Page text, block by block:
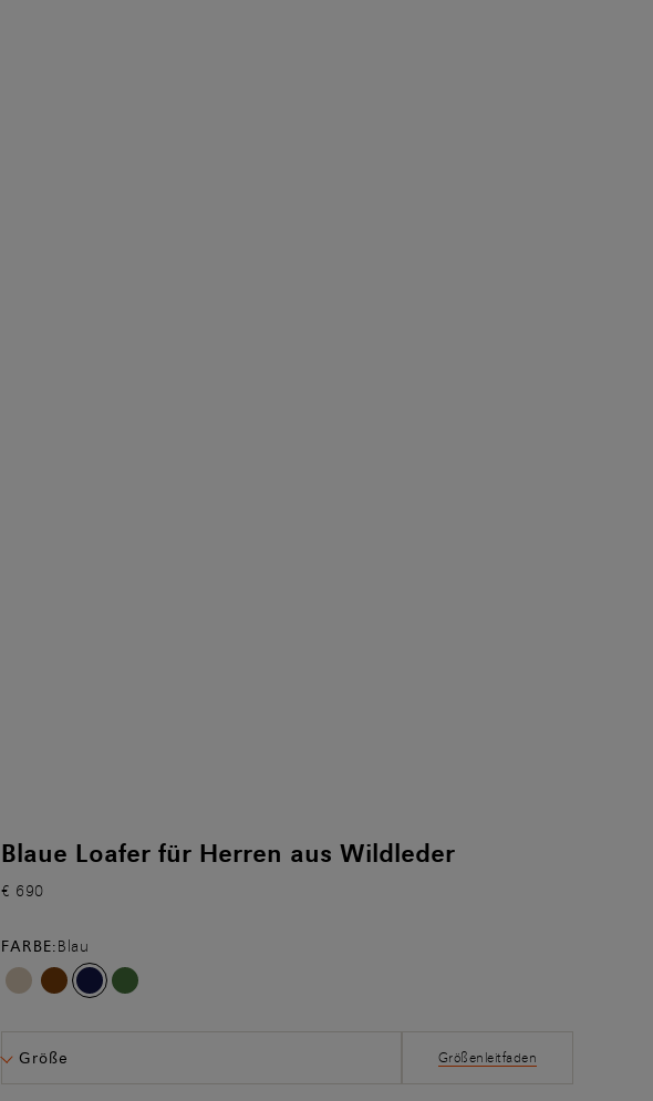
Blaue Loafer für Herren aus Wildleder
€ 690
FARBE:Blau
Größe Größenleitfaden